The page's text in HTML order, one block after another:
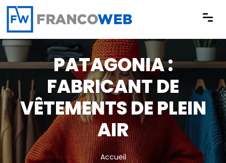
Panneau de gestion des cookies
PATAGONIA :
FABRICANT DE
VÊTEMENTS DE PLEIN
AIR
Accueil